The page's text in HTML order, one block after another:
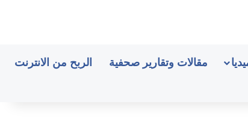
مقالات وتقارير صحفية الربح من الانترنت